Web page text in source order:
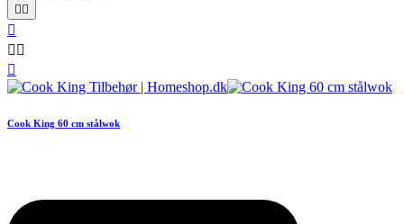


 

Cook King 60 cm stålwok